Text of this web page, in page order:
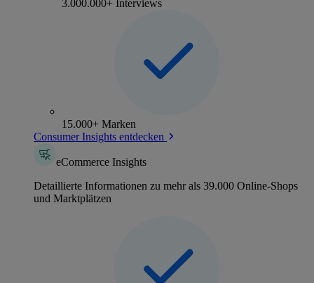
3.000.000+ Interviews
15.000+ Marken
Consumer Insights entdecken
eCommerce Insights
Detaillierte Informationen zu mehr als 39.000 Online-Shops
und Marktplätzen